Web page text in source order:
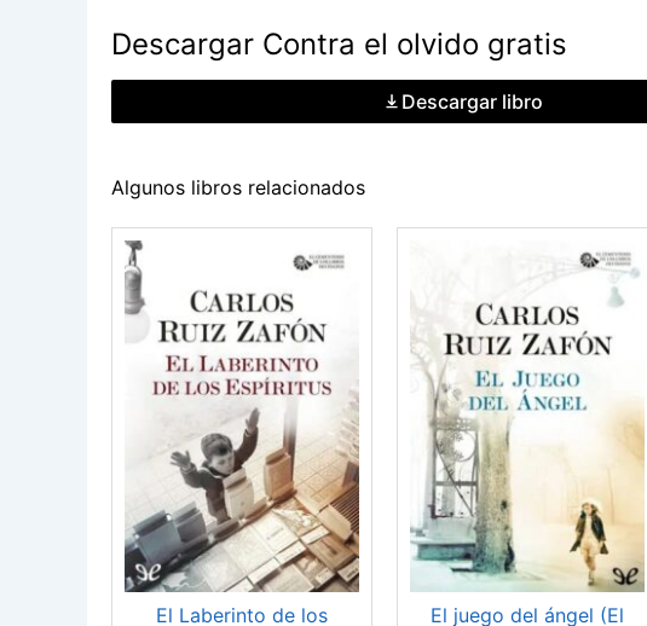
Descargar Contra el olvido gratis
Descargar libro
Algunos libros relacionados
El Laberinto de los El juego del ángel (El